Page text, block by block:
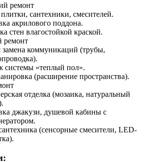
ремонт
сантехники, смесителей.
акрилового поддона.
стен влагостойкой краской.
ремонт
замена коммуникаций (трубы,
системы «теплый пол».
(расширение пространства).
отделка (мозаика, натуральный
джакузи, душевой кабины с
(сенсорные смесители, LED-